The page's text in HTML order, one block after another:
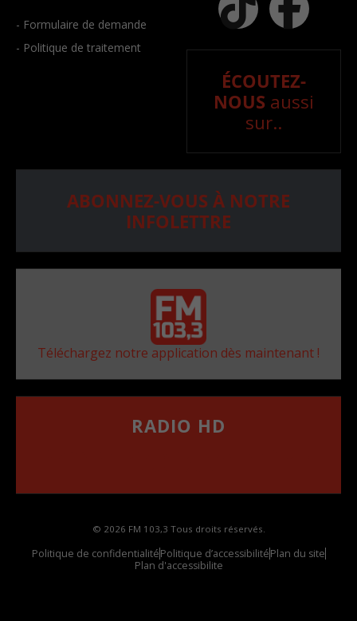
- Formulaire de demande
- Politique de traitement
ÉCOUTEZ-
NOUS aussi
sur..
ABONNEZ-VOUS À NOTRE
INFOLETTRE
Téléchargez notre application dès maintenant !
RADIO HD
© 2026 FM 103,3 Tous droits réservés.
Politique de confidentialitéPolitique d’accessibilitéPlan du site
Plan d'accessibilite